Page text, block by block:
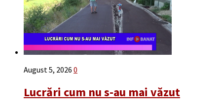
August 5, 2026 0
Lucrări cum nu s-au mai văzut